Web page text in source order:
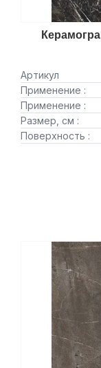
Артикул
Применение :
Применение :
Размер, см :
Поверхность :